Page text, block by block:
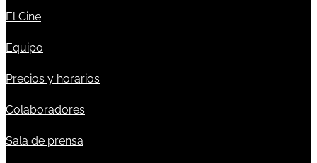
El Cine
Equipo
Precios y horarios
Colaboradores
Sala de prensa